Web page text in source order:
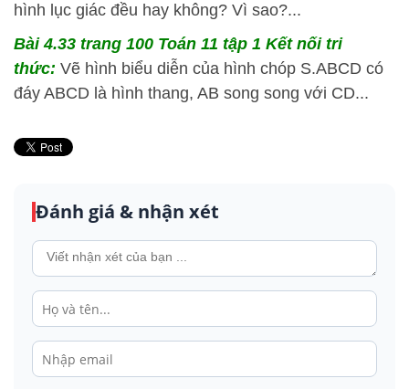
hình lục giác đều hay không? Vì sao?...
Bài 4.33 trang 100 Toán 11 tập 1 Kết nối tri
thức: Vẽ hình biểu diễn của hình chóp S.ABCD có
đáy ABCD là hình thang, AB song song với CD...
Đánh giá & nhận xét